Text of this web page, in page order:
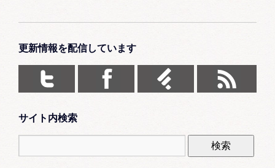
更新情報を配信しています
サイト内検索